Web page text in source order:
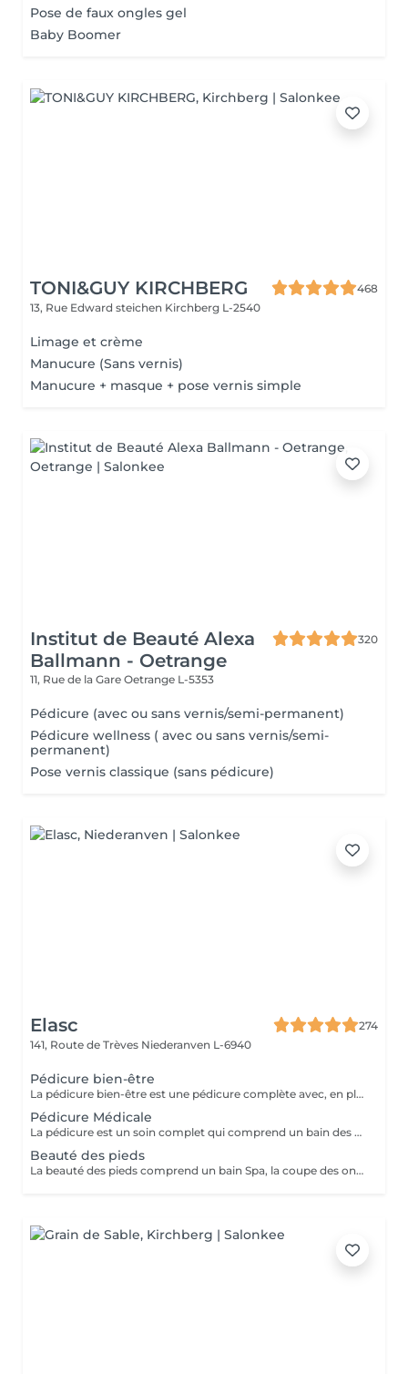
Pose de faux ongles gel
Baby Boomer
TONI&GUY KIRCHBERG
468
13, Rue Edward steichen Kirchberg L-2540
Limage et crème
Manucure (Sans vernis)
Manucure + masque + pose vernis simple
Institut de Beauté Alexa
Ballmann - Oetrange
320
11, Rue de la Gare Oetrange L-5353
Pédicure (avec ou sans vernis/semi-permanent)
Pédicure wellness ( avec ou sans vernis/semi-
permanent)
Pose vernis classique (sans pédicure)
Elasc
274
141, Route de Trèves Niederanven L-6940
Pédicure bien-être
La pédicure bien-être est une pédicure complète avec, en plus, un gommage et une pause de masque.
Pédicure Médicale
La pédicure est un soin complet qui comprend un bain des pieds Spa, la coupe et le limage des ongles, la pousse et la coupe des cuticules, le traitement des ongles incarnés ainsi que celui des callosités et/ou des cors au credo, au bistouri, à la râpe et à la fraiseuse.
Beauté des pieds
La beauté des pieds comprend un bain Spa, la coupe des ongles, la pousse et la coupe des cuticules ainsi que le traitement des callosités à la râpe et à la fraiseuse.